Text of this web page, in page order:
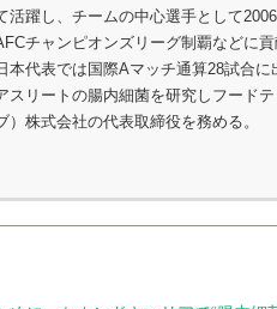
活躍し、チームの中心選手として
チャンピオンズリーグ制覇などに
本代表では国際Aマッチ通算28試合に
スリートの腸内細菌を研究しフード
）株式会社の代表取締役を務める。